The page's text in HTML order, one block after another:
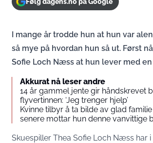
I mange år trodde hun at hun var
så mye på hvordan hun så ut. Først
Sofie Loch Næss at hun lever med
Akkurat nå leser andre
14 år gammel jente gir håndskrevet
flyvertinnen: ‘Jeg trenger hjelp’
Kvinne tilbyr å ta bilde av glad
senere mottar hun denne vanvittige
Skuespiller Thea Sofie Loch Næss har